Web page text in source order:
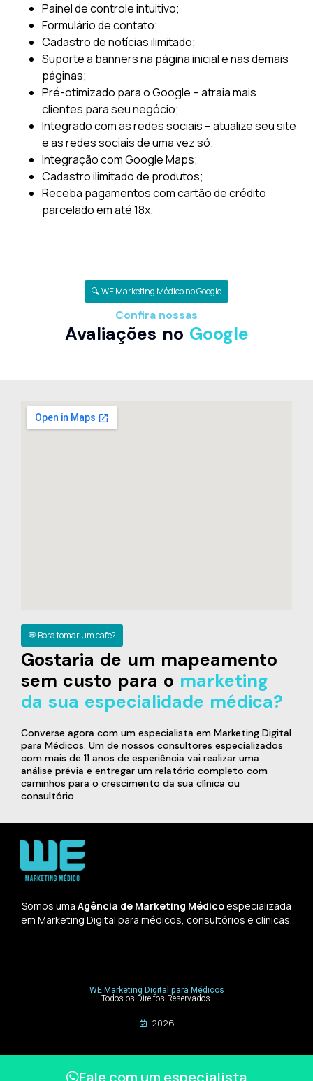
Painel de controle intuitivo;
Formulário de contato;
Cadastro de notícias ilimitado;
Suporte a banners na página inicial e nas demais
páginas;
Pré-otimizado para o Google – atraia mais
clientes para seu negócio;
Integrado com as redes sociais – atualize seu site
e as redes sociais de uma vez só;
Integração com Google Maps;
Cadastro ilimitado de produtos;
Receba pagamentos com cartão de crédito
parcelado em até 18x;
🔍 WE Marketing Médico no Google
Confira nossas
Avaliações no Google
💬 Bora tomar um café?
Gostaria de um mapeamento
sem custo para o marketing
da sua especialidade médica?
Converse agora com um especialista em Marketing Digital
para Médicos. Um de nossos consultores especializados
com mais de 11 anos de esperiência vai realizar uma
análise prévia e entregar um relatório completo com
caminhos para o crescimento da sua clínica ou
consultório.
Somos uma Agência de Marketing Médicoespecializada
em Marketing Digital para médicos, consultórios e clínicas.
WE Marketing Digital para Médicos
Todos os Direitos Reservados.
2026
Fale com um especialista